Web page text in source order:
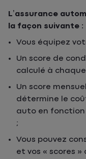
L’assurance
la façon suivante :
Vous équipez
Un score de
calculé à
Un score
détermine le
auto en fonction
;
Vous pouvez
et vos « scores